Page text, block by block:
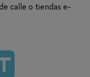
calle o tiendas e-